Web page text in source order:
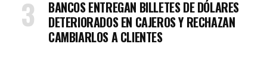
BANCOS ENTREGAN BILLETES DE DÓLARES
DETERIORADOS EN CAJEROS Y RECHAZAN
CAMBIARLOS A CLIENTES